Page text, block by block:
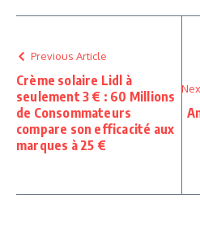
Previous Article
Crème solaire Lidl à
seulement 3 € : 60 Millions
de Consommateurs
compare son efficacité aux
marques à 25 €